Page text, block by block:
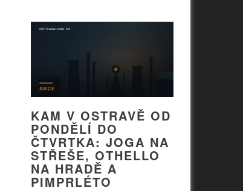
KAM V OSTRAVĚ OD
PONDĚLÍ DO
ČTVRTKA: JOGA NA
STŘEŠE, OTHELLO
NA HRADĚ A
PIMPRLÉTO